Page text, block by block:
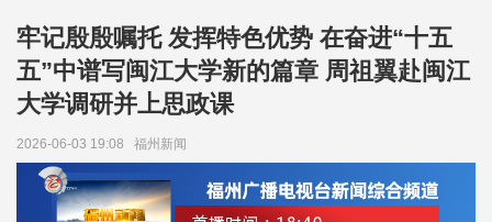
牢记殷殷嘱托 发挥特色优势 在奋进“十五
五”中谱写闽江大学新的篇章 周祖翼赴闽江
大学调研并上思政课
2026-06-03 19:08 福州新闻